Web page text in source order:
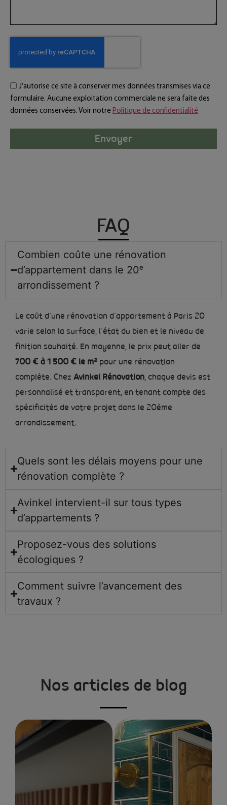
J’autorise ce site à conserver mes données transmises via ce
formulaire. Aucune exploitation commerciale ne sera faite des
données conservées. Voir notre Politique de confidentialité
Envoyer
FAQ
Combien coûte une rénovation
d’appartement dans le 20ᵉ
arrondissement ?
Le coût d’une rénovation d’appartement à Paris 20
varie selon la surface, l’état du bien et le niveau de
finition souhaité. En moyenne, le prix peut aller de
700 € à 1 500 € le m² pour une rénovation
complète. Chez Avinkel Rénovation, chaque devis est
personnalisé et transparent, en tenant compte des
spécificités de votre projet dans le 20ème
arrondissement.
Quels sont les délais moyens pour une
rénovation complète ?
Avinkel intervient-il sur tous types
d’appartements ?
Proposez-vous des solutions
écologiques ?
Comment suivre l’avancement des
travaux ?
Nos articles de blog